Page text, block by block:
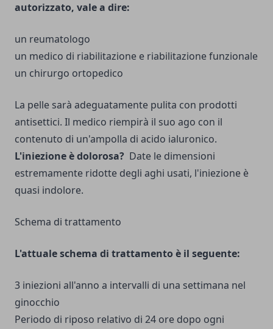
autorizzato, vale a dire:
un reumatologo
un medico di riabilitazione e riabilitazione funzionale
un chirurgo ortopedico
La pelle sarà adeguatamente pulita con prodotti
antisettici. Il medico riempirà il suo ago con il
contenuto di un'ampolla di acido ialuronico.
L'iniezione è dolorosa? Date le dimensioni
estremamente ridotte degli aghi usati, l'iniezione è
quasi indolore.
Schema di trattamento
L'attuale schema di trattamento è il seguente:
3 iniezioni all'anno a intervalli di una settimana nel
ginocchio
Periodo di riposo relativo di 24 ore dopo ogni